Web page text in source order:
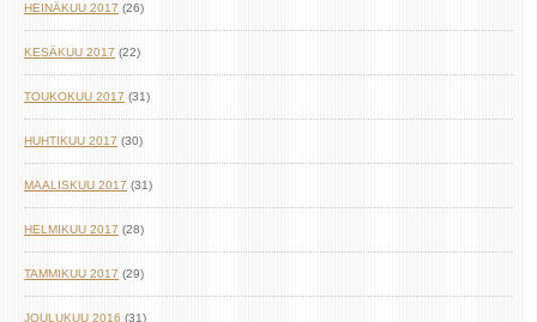
HEINÄKUU 2017 (26)
KESÄKUU 2017 (22)
TOUKOKUU 2017 (31)
HUHTIKUU 2017 (30)
MAALISKUU 2017 (31)
HELMIKUU 2017 (28)
TAMMIKUU 2017 (29)
JOULUKUU 2016 (31)